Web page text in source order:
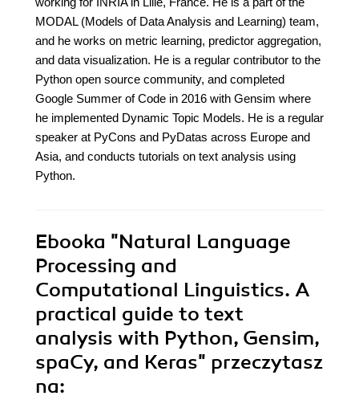
MODAL (Models of Data Analysis and Learning) team,
and he works on metric learning, predictor aggregation,
and data visualization. He is a regular contributor to the
Python open source community, and completed
Google Summer of Code in 2016 with Gensim where
he implemented Dynamic Topic Models. He is a regular
speaker at PyCons and PyDatas across Europe and
Asia, and conducts tutorials on text analysis using
Python.
Ebooka "Natural Language
Processing and
Computational Linguistics. A
practical guide to text
analysis with Python, Gensim,
spaCy, and Keras" przeczytasz
na: